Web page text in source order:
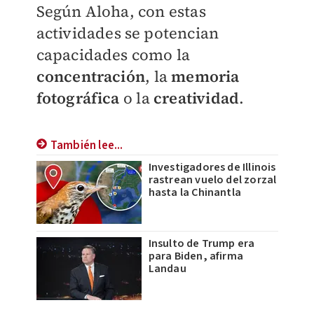
Según Aloha, con estas
actividades se potencian
capacidades como la
concentración, lamemoria
fotográfica o la creatividad.
También lee...
Investigadores de Illinois
rastrean vuelo del zorzal
hasta la Chinantla
Insulto de Trump era
para Biden, afirma
Landau